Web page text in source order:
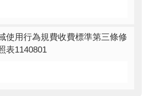
使用行為規費收費標準第三條修
表1140801